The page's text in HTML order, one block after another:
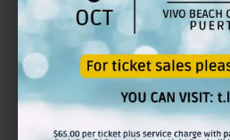
FEDERAL RULES
PROCEDURE
RULES OF
FOR THE
PUERTO RICO
$180.00